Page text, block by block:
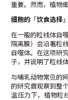
重要。然而，植物
细胞的 「饮食选择 」
在一般的粒线体自
隔离膜）会沿著粒
自噬体。在这项研
子，并说明了粒线
与哺乳动物常见的
的研究曾观察到整
温压力下，植物粒